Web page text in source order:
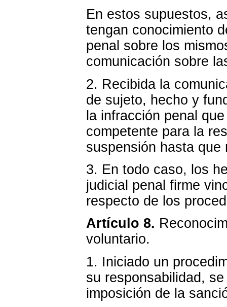
En estos supuestos,
tengan conocimiento
penal sobre los
comunicación sobre
2. Recibida la
de sujeto, hecho y
la infracción penal
competente para la
suspensión hasta
3. En todo caso, los
judicial penal firme
respecto de los
Artículo 8.
voluntario.
1. Iniciado un
su responsabilidad,
imposición de la